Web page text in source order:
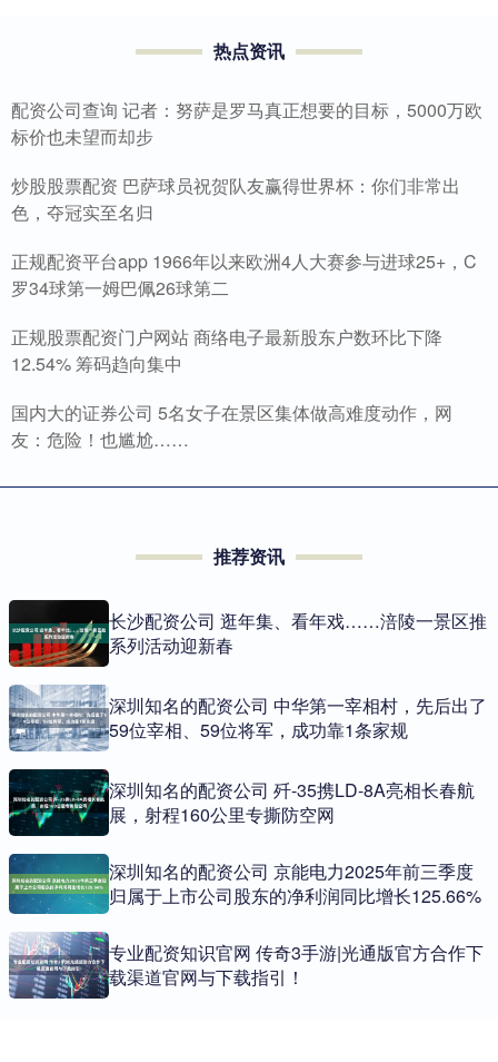
热点资讯
配资公司查询 记者：努萨是罗马真正想要的目标，5000万欧
标价也未望而却步
炒股股票配资 巴萨球员祝贺队友赢得世界杯：你们非常出
色，夺冠实至名归
正规配资平台app 1966年以来欧洲4人大赛参与进球25+，C
罗34球第一姆巴佩26球第二
正规股票配资门户网站 商络电子最新股东户数环比下降
12.54% 筹码趋向集中
国内大的证券公司 5名女子在景区集体做高难度动作，网
友：危险！也尴尬……
推荐资讯
长沙配资公司 逛年集、看年戏……涪陵一景区推
系列活动迎新春
深圳知名的配资公司 中华第一宰相村，先后出了
59位宰相、59位将军，成功靠1条家规
深圳知名的配资公司 歼-35携LD-8A亮相长春航
展，射程160公里专撕防空网
深圳知名的配资公司 京能电力2025年前三季度
归属于上市公司股东的净利润同比增长125.66%
专业配资知识官网 传奇3手游|光通版官方合作下
载渠道官网与下载指引！